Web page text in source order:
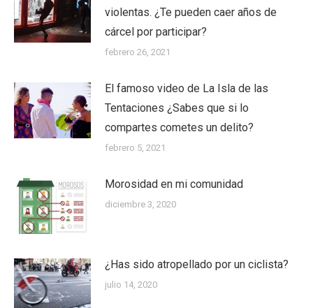
violentas. ¿Te pueden caer años de
cárcel por participar?
febrero 26, 2021
El famoso video de La Isla de las
Tentaciones ¿Sabes que si lo
compartes cometes un delito?
febrero 5, 2021
Morosidad en mi comunidad
diciembre 3, 2020
¿Has sido atropellado por un ciclista?
julio 14, 2020